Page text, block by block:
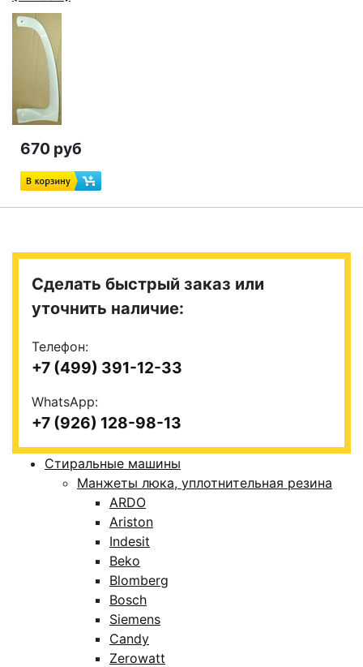
670 руб
Сделать быстрый заказ или
уточнить наличие:
Телефон:
+7 (499) 391-12-33
WhatsApp:
+7 (926) 128-98-13
Стиральные машины
Манжеты люка, уплотнительная резина
ARDO
Ariston
Indesit
Beko
Blomberg
Bosch
Siemens
Candy
Zerowatt